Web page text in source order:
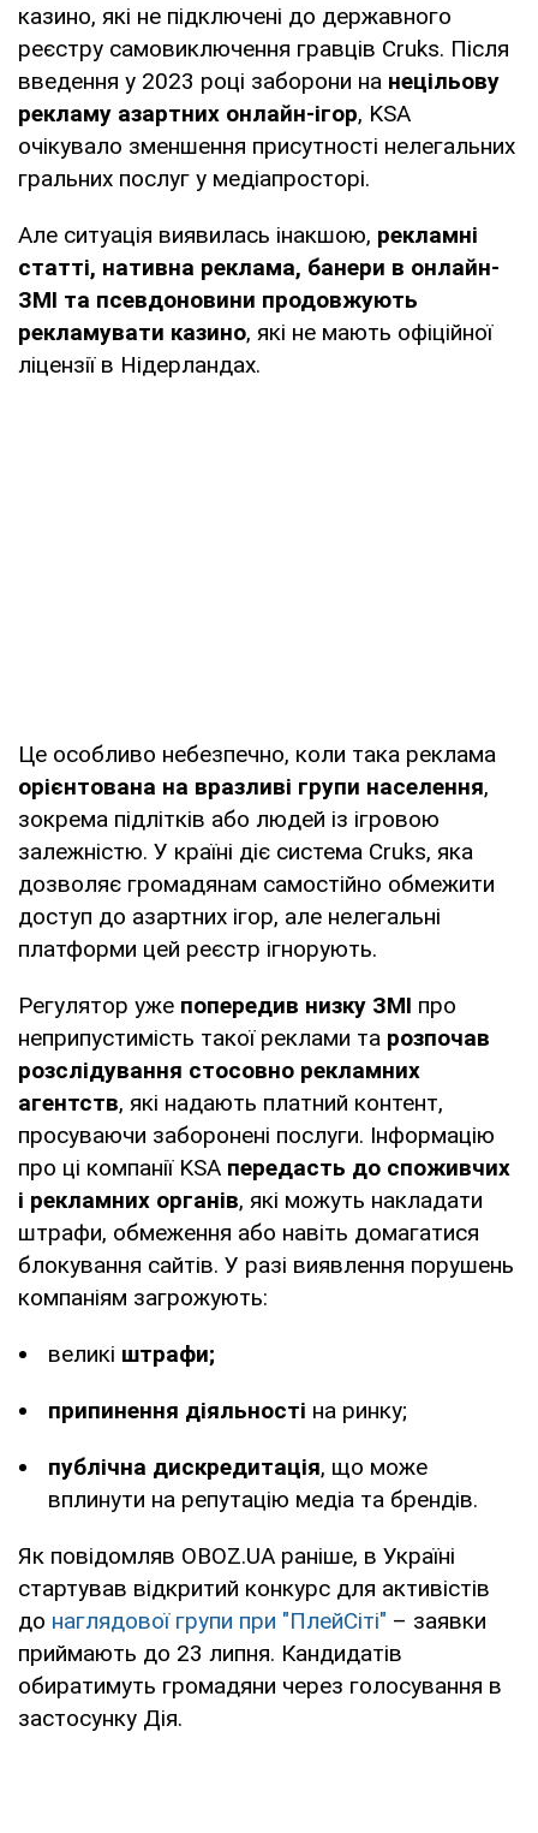
казино, які не підключені до державного
реєстру самовиключення гравців Cruks. Після
введення у 2023 році заборони на нецільову
рекламу азартних онлайн-ігор, KSA
очікувало зменшення присутності нелегальних
гральних послуг у медіапросторі.
Але ситуація виявилась інакшою, рекламні
статті, нативна реклама, банери в онлайн-
ЗМІ та псевдоновини продовжують
рекламувати казино, які не мають офіційної
ліцензії в Нідерландах.
Це особливо небезпечно, коли така реклама
орієнтована на вразливі групи населення,
зокрема підлітків або людей із ігровою
залежністю. У країні діє система Cruks, яка
дозволяє громадянам самостійно обмежити
доступ до азартних ігор, але нелегальні
платформи цей реєстр ігнорують.
Регулятор уже попередив низку ЗМІ про
неприпустимість такої реклами та розпочав
розслідування стосовно рекламних
агентств, які надають платний контент,
просуваючи заборонені послуги. Інформацію
про ці компанії KSA передасть до споживчих
і рекламних органів, які можуть накладати
штрафи, обмеження або навіть домагатися
блокування сайтів. У разі виявлення порушень
компаніям загрожують:
великі штрафи;
припинення діяльності на ринку;
публічна дискредитація, що може
вплинути на репутацію медіа та брендів.
Як повідомляв OBOZ.UA раніше, в Україні
стартував відкритий конкурс для активістів
до наглядової групи при "ПлейСіті" – заявки
приймають до 23 липня. Кандидатів
обиратимуть громадяни через голосування в
застосунку Дія.